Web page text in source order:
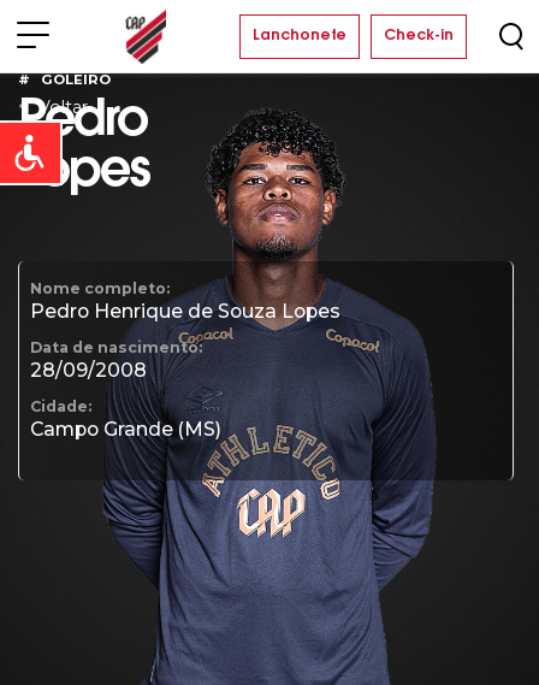
Open toolbar
Lanchonete Check-in
GOLEIRO
Pedro
Lopes
Nome completo:
Pedro Henrique de Souza Lopes
Data de nascimento:
28/09/2008
Cidade:
Campo Grande (MS)
Voltar